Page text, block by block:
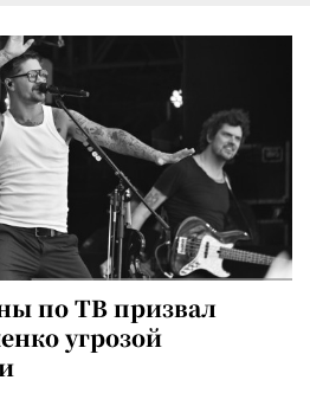
по ТВ призвал
угрозой